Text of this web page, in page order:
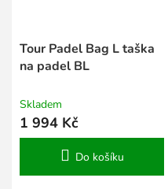
Tour Padel Bag L taška
na padel BL
Skladem
1 994 Kč
Do košíku